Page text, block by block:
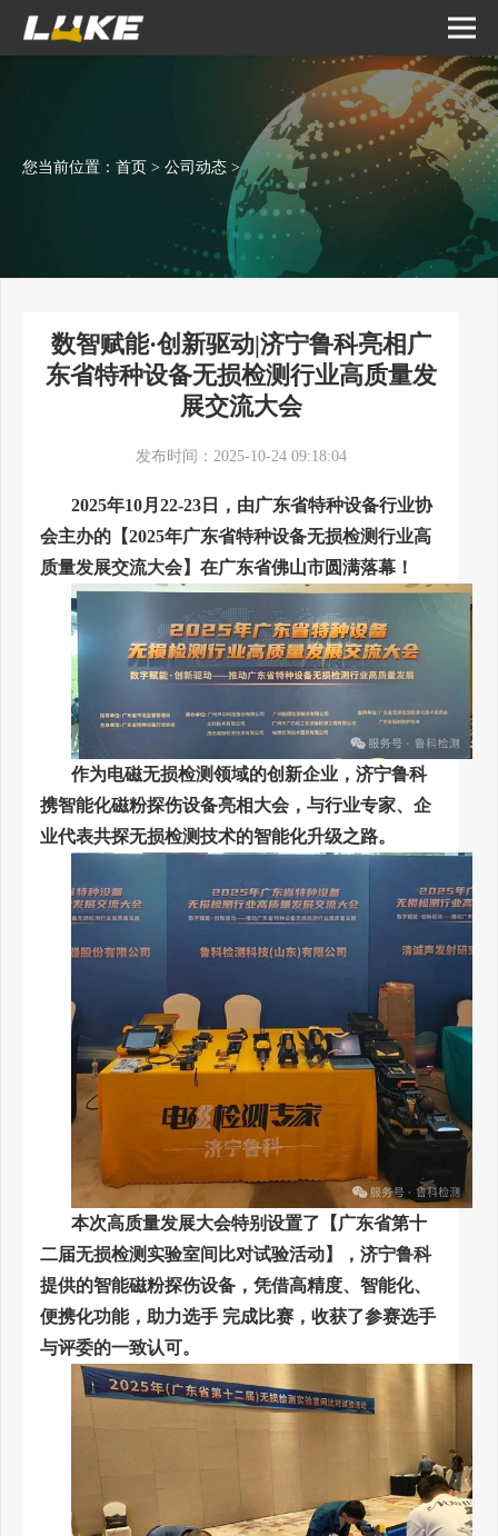
您当前位置： 首页 > 公司动态 >
数智赋能·创新驱动|济宁鲁科亮相广
东省特种设备无损检测行业高质量发
展交流大会
发布时间：2025-10-24 09:18:04
2025年10月22-23日，由广东省特种设备行业协
会主办的【2025年广东省特种设备无损检测行业高
质量发展交流大会】在广东省佛山市圆满落幕！
作为电磁无损检测领域的创新企业，济宁鲁科
携智能化磁粉探伤设备亮相大会，与行业专家、企
业代表共探无损检测技术的智能化升级之路。
本次高质量发展大会特别设置了【广东省第十
二届无损检测实验室间比对试验活动】，济宁鲁科
提供的智能磁粉探伤设备，凭借高精度、智能化、
便携化功能，助力选手 完成比赛，收获了参赛选手
与评委的一致认可。